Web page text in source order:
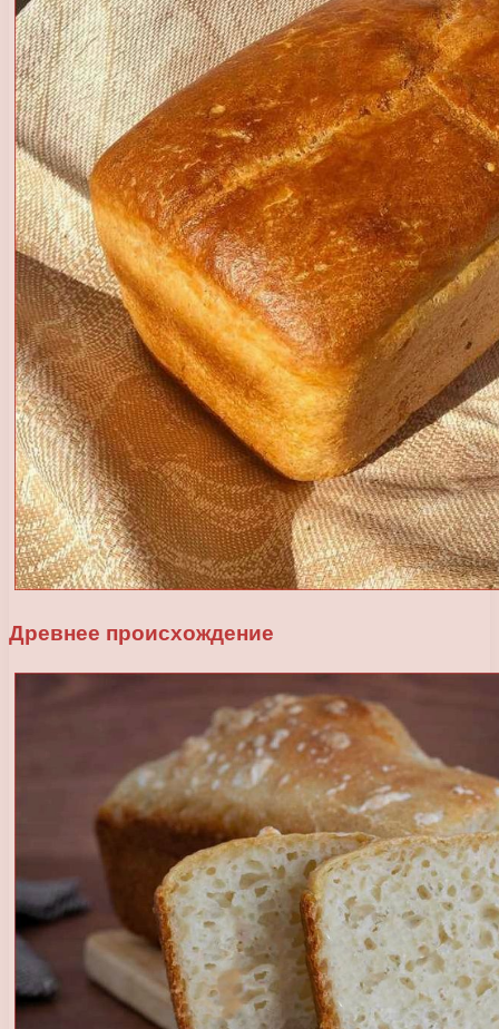
Древнее происхождение